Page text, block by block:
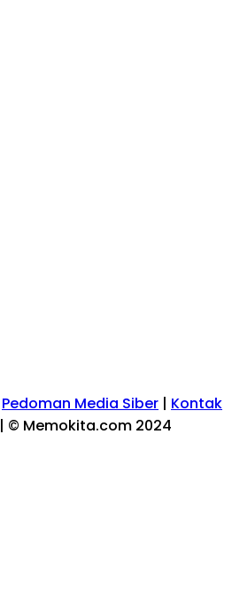
Pedoman Media Siber | Kontak
| © Memokita.com 2024